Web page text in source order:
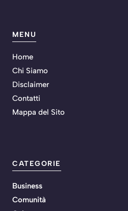
MENU
Home
Chi Siamo
Disclaimer
Contatti
Mappa del Sito
CATEGORIE
Business
Comunità